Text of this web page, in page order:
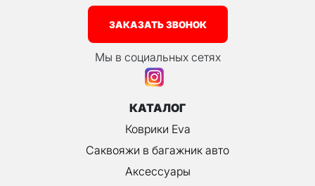
ЗАКАЗАТЬ ЗВОНОК
Мы в социальных сетях
КАТАЛОГ
Коврики Eva
Саквояжи в багажник авто
Аксессуары